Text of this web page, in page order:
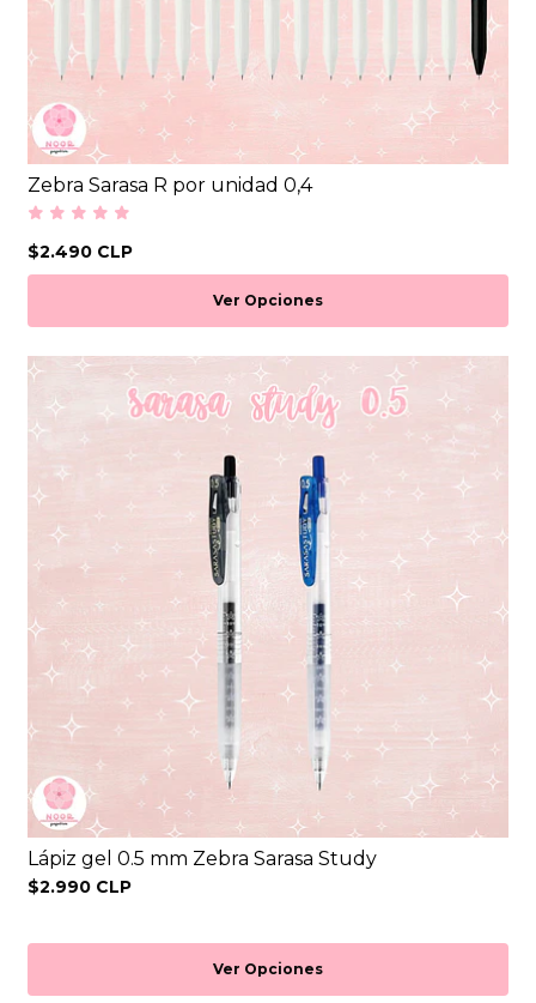
Zebra Sarasa R por unidad 0,4
$2.490 CLP
Ver Opciones
Lápiz gel 0.5 mm Zebra Sarasa Study
$2.990 CLP
Ver Opciones